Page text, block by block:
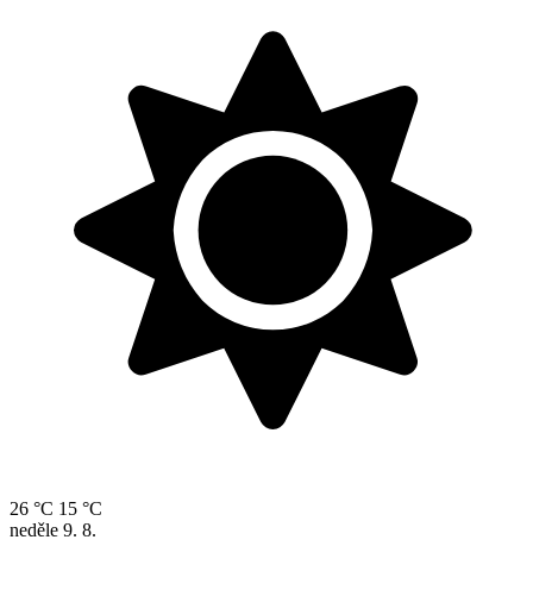
26 °C 15 °C
neděle 9. 8.